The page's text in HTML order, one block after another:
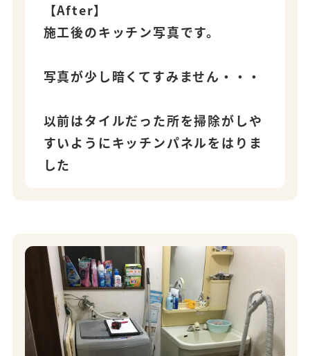
【After】
施工後のキッチン写真です。
写真が少し暗くてすみません・・・
以前はタイルだった所を掃除がしや
すいようにキッチンパネルをはりま
した